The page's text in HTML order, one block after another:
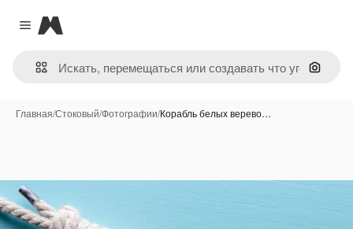
Close menu
Magnific
Поиск
Главная/Стоковый/Фотографии/Корабль белых верево…